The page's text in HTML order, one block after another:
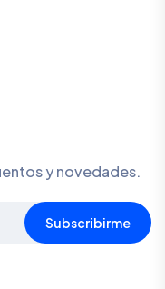
y novedades.
Subscribirme